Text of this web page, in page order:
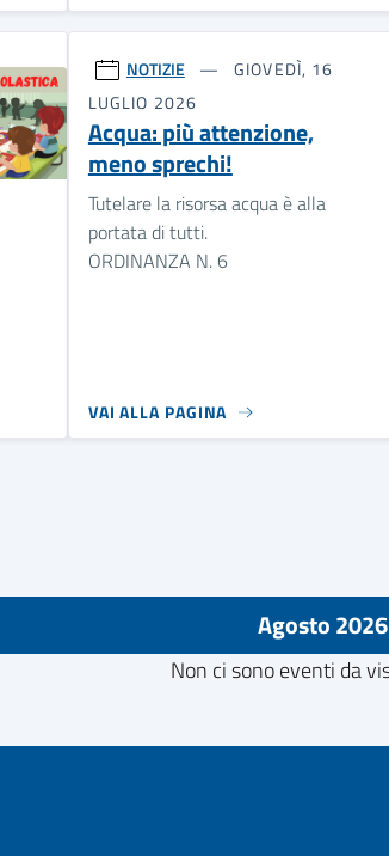
NOTIZIE
GIOVEDÌ, 16
LUGLIO 2026
Acqua: più attenzione,
meno sprechi!
Tutelare la risorsa acqua è alla
portata di tutti.
ORDINANZA N. 6
VAI ALLA PAGINA
Agosto 2026
Non ci sono eventi da